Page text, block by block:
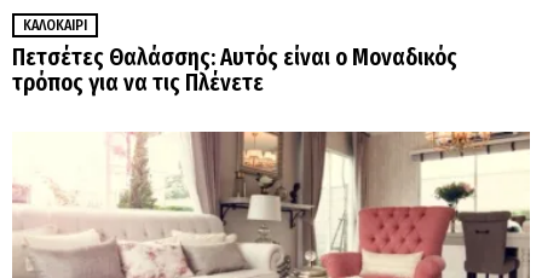
ΚΑΛΟΚΑΊΡΙ
Πετσέτες Θαλάσσης: Αυτός είναι ο Μοναδικός
τρόπος για να τις Πλένετε